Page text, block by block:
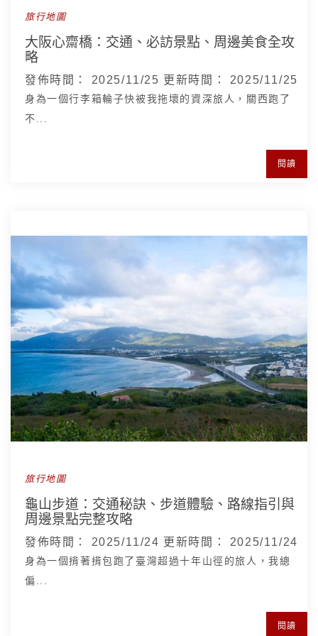
旅行地圖
大阪心齋橋：交通、必訪景點、周邊美食全攻
略
發佈時間： 2025/11/25 更新時間： 2025/11/25
身為一個行李箱輪子快被我拖壞的資深旅人，關西跑了
不...
閱讀
旅行地圖
龜山步道：交通秘訣、步道體驗、路線指引與
周邊景點完整攻略
發佈時間： 2025/11/24 更新時間： 2025/11/24
身為一個揹著揹包跑了臺灣超過十年山徑的旅人，我總
偏...
閱讀